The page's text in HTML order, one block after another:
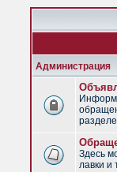
Администрация
Здесь
лавки и